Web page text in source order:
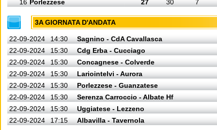
16 Porlezzese 27 30 7
3A GIORNATA D'ANDATA
22-09-2024 14:30
Sagnino - CdA Cavallasca
22-09-2024
15:30
Cdg Erba - Cucciago
22-09-2024
15:30
Concagnese - Colverde
22-09-2024
15:30
Lariointelvi - Aurora
22-09-2024
15:30
Porlezzese - Guanzatese
22-09-2024
15:30
Serenza Carroccio - Albate Hf
22-09-2024
15:30
Uggiatese - Lezzeno
22-09-2024
17:15 Albavilla - Tavernola